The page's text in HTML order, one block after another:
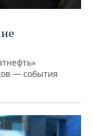
— события